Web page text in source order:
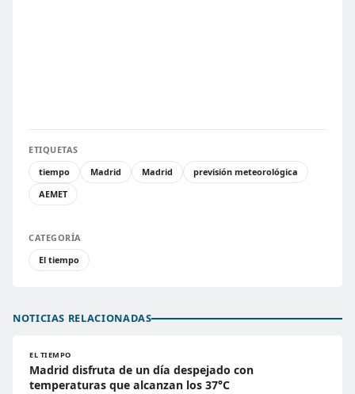
ETIQUETAS
tiempo
Madrid Madrid
previsión meteorológica
AEMET
CATEGORÍA
El tiempo
NOTICIAS RELACIONADAS
EL TIEMPO
Madrid disfruta de un día despejado con
temperaturas que alcanzan los 37°C